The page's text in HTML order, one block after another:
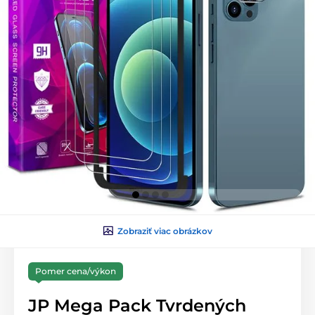
Zobraziť viac obrázkov
Pomer cena/výkon
JP Mega Pack Tvrdených